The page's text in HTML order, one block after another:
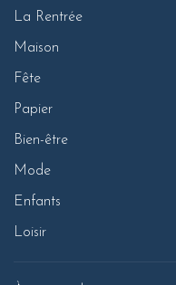
La Rentrée
Maison
Fête
Papier
Bien-être
Mode
Enfants
Loisir